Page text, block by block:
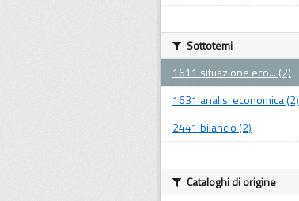
Sottotemi
1611 situazione eco... (2)
1631 analisi economica (2)
2441 bilancio (2)
Cataloghi di origine